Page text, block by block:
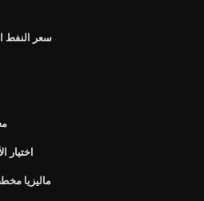
سعر النفط الخام
اختيار
ماليزيا